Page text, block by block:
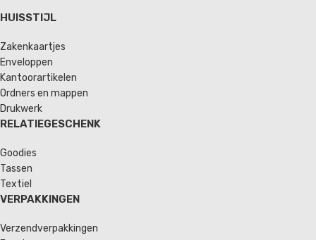
HUISSTIJL
Zakenkaartjes
Enveloppen
Kantoorartikelen
Ordners en mappen
Drukwerk
RELATIEGESCHENK
Goodies
Tassen
Textiel
VERPAKKINGEN
Verzendverpakkingen